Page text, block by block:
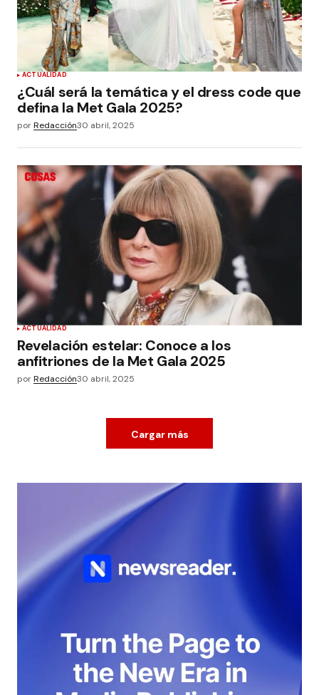
ACTUALIDAD
¿Cuál será la temática y el dress code que
defina la Met Gala 2025?
porRedacción30 abril, 2025
ACTUALIDAD
Revelación estelar: Conoce a los
anfitriones de la Met Gala 2025
porRedacción30 abril, 2025
Cargar más